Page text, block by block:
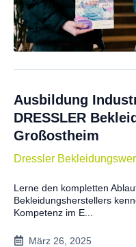
Ausbildung
DRESSLER
Großostheim
Dressler
Lerne den kompletten
Bekleidungsherstellers
Kompetenz im E...
März 26, 2025